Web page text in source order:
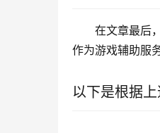
在文章最后
作为游戏辅助服
以下是根据上